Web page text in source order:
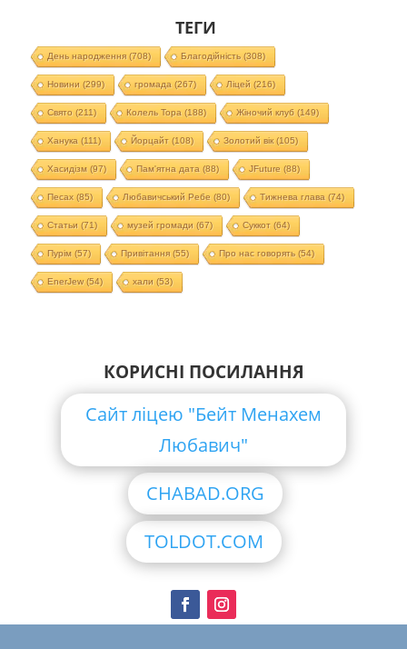
ТЕГИ
День народження(708) Благодійність (308)
Новини (299) громада (267) Ліцей (216)
Свято (211) Колель Тора (188) Жіночий клуб (149)
Ханука (111) Йорцайт (108) Золотий вік(105)
Хасидізм (97) Пам'ятна дата (88) JFuture (88)
Песах(85) Любавичський Ребе (80) Тижнева глава (74)
Статьи (71) музей громади (67) Суккот (64)
Пурім (57) Привітання(55) Про нас говорять (54)
EnerJew(54) хали (53)
КОРИСНІ ПОСИЛАННЯ
Сайт ліцею "Бейт Менахем
Любавич"
CHABAD.ORG
TOLDOT.COM